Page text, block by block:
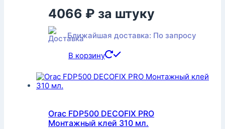
4066 ₽ за штуку
Ближайшая доставка: По запросу
В корзину
Orac FDP500 DECOFIX PRO
Монтажный клей 310 мл.